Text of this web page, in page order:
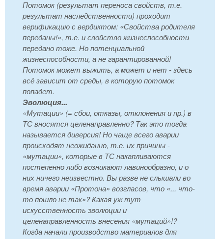
Потомок (результат переноса свойств, т.е.
результат наследственности) проходит
верификацию с вердиктом: «Свойства родителя
переданы!», т.е. и свойство жизнеспособности
передано тоже. Нопотенциальной
жизнеспособности, а не гарантированной!
Потомок может выжить, а может и нет - здесь
всё зависит от среды, в которую потомок
попадет.
Эволюция...
«Мутации» (= сбои, отказы, отклонения и пр.) в
ТС вносятся целенаправленно? Так это тогда
называется диверсия! Но чаще всего аварии
происходят неожиданно, т.е. их причины -
«мутации», которые в ТС накапливаются
постепенно либо возникают лавинообразно, и о
них ничего неизвестно. Вы разве не слышали во
время аварии «Протона» возгласов, что «... что-
то пошло не так»?Какая уж тут
искусственность эволюции и
целенаправленность внесения «мутаций»!?
Когда начали производство материалов для